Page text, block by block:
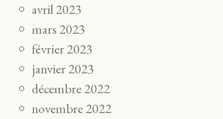
avril 2023
mars 2023
février 2023
janvier 2023
décembre 2022
novembre 2022